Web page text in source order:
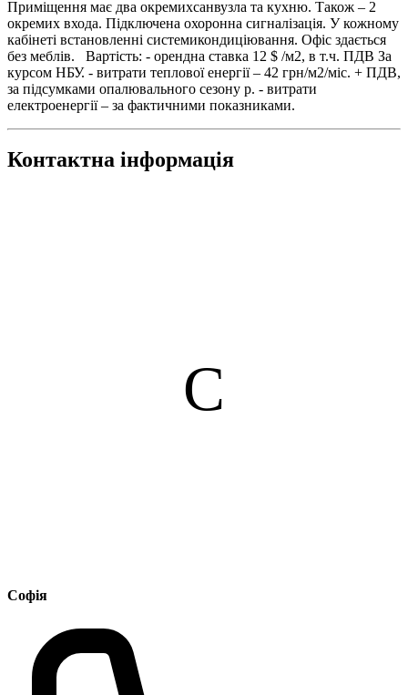
Приміщення має два окремихсанвузла та кухню. Також – 2
окремих входа. Підключена охоронна сигналізація. У кожному
кабінеті встановленні системикондиціювання. Офіс здається
без меблів. Вартість: - орендна ставка 12 $ /м2, в т.ч. ПДВ За
курсом НБУ. - витрати теплової енергії – 42 грн/м2/міс. + ПДВ,
за підсумками опалювального сезону р. - витрати
електроенергії – за фактичними показниками.
Контактна інформація
С
Софія